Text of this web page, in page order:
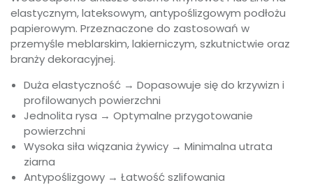
elastycznym, lateksowym, antypoślizgowym podłożu
papierowym. Przeznaczone do zastosowań w
przemyśle meblarskim, lakierniczym, szkutnictwie oraz
branży dekoracyjnej.
Duża elastyczność → Dopasowuje się do krzywizn i
profilowanych powierzchni
Jednolita rysa → Optymalne przygotowanie
powierzchni
Wysoka siła wiązania żywicy → Minimalna utrata
ziarna
Antypoślizgowy → Łatwość szlifowania